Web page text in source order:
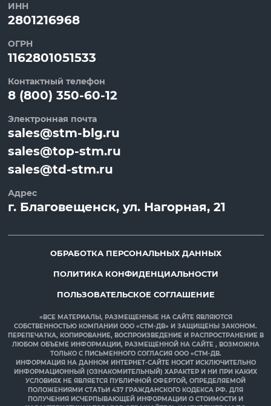
ИНН
2801216968
ОГРН
1162801051533
Контактный телефон
8 (800) 350-60-12
Электронная почта
sales@stm-blg.ru
sales@top-stm.ru
sales@td-stm.ru
Адрес
г. Благовещенск, ул. Нагорная, 21
ОБРАБОТКА ПЕРСОНАЛЬНЫХ ДАННЫХ
ПОЛИТИКА КОНФИДЕНЦИАЛЬНОСТИ
ПОЛЬЗОВАТЕЛЬСКОЕ СОГЛАШЕНИЕ
«ВСЕ МАТЕРИАЛЫ, РАЗМЕЩЕННЫЕ НА САЙТЕ ЯВЛЯЮТСЯ
СОБСТВЕННОСТЬЮ КОМПАНИИ ООО «СТМ-ДВ» И ЗАЩИЩЕНЫ ЗАКОНОМ.
ПЕРЕПЕЧАТКА, КОПИРОВАНИЕ, ВОСПРОИЗВЕДЕНИЕ И РАСПРОСТРАНЕНИЕ В
ЛЮБОМ ОБЪЕМЕ ИНФОРМАЦИИ, РАЗМЕЩЕННОЙ НА САЙТЕ , ВОЗМОЖНА
ТОЛЬКО С ПИСЬМЕННОГО СОГЛАСИЯ ООО «СТМ-ДВ.
ИНФОРМАЦИЯ НА ДАННОМ ИНТЕРНЕТ-САЙТЕ НОСИТ ИСКЛЮЧИТЕЛЬНО
ИНФОРМАЦИОННЫЙ (ОЗНАКОМИТЕЛЬНЫЙ) ХАРАКТЕР И НИ ПРИ КАКИХ
УСЛОВИЯХ НЕ ЯВЛЯЕТСЯ ПУБЛИЧНОЙ ОФЕРТОЙ, ОПРЕДЕЛЯЕМОЙ
ПОЛОЖЕНИЯМИ СТАТЬИ 437 ГРАЖДАНСКОГО КОДЕКСА РФ. ДЛЯ
ПОЛУЧЕНИЯ ИСЧЕРПЫВАЮЩЕЙ ИНФОРМАЦИИ О СТОИМОСТИ И